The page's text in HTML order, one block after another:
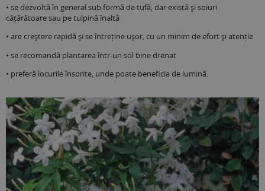
• se dezvoltă în general sub formă de tufă, dar există și soiuri
cățărătoare sau pe tulpină înaltă
• are creștere rapidă și se întreține ușor, cu un minim de efort și atenție
• se recomandă plantarea într-un sol bine drenat
• preferă locurile însorite, unde poate beneficia de lumină.